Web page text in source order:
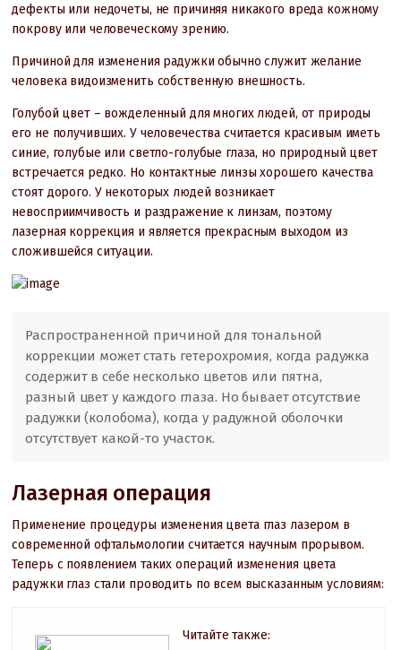
дефекты или недочеты, не причиняя никакого вреда кожному
покрову или человеческому зрению.
Причиной для изменения радужки обычно служит желание
человека видоизменить собственную внешность.
Голубой цвет – вожделенный для многих людей, от природы
его не получивших. У человечества считается красивым иметь
синие, голубые или светло-голубые глаза, но природный цвет
встречается редко. Но контактные линзы хорошего качества
стоят дорого. У некоторых людей возникает
невосприимчивость и раздражение к линзам, поэтому
лазерная коррекция и является прекрасным выходом из
сложившейся ситуации.
Распространенной причиной для тональной
коррекции может стать гетерохромия, когда радужка
содержит в себе несколько цветов или пятна,
разный цвет у каждого глаза. Но бывает отсутствие
радужки (колобома), когда у радужной оболочки
отсутствует какой-то участок.
Лазерная операция
Применение процедуры изменения цвета глаз лазером в
современной офтальмологии считается научным прорывом.
Теперь с появлением таких операций изменения цвета
радужки глаз стали проводить по всем высказанным условиям:
Читайте также: